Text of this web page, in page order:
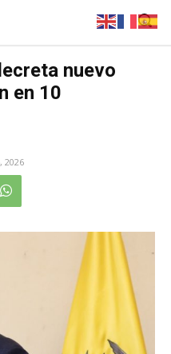
nuevo
en 10
2026